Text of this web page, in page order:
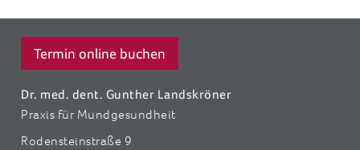
Termin online buchen
Dr. med. dent. Gunther Landskröner
Praxis für Mundgesundheit
Rodensteinstraße 9